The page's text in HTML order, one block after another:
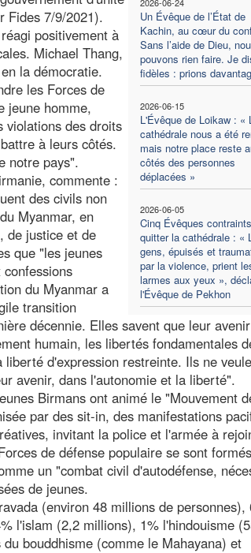
Un Évêque de l’État de
Kachin, au cœur du
Sans l’aide de Dieu,
pouvons rien faire. Je
fidèles : prions
2026-06-15
L'Évêque de Loikaw : «
cathédrale nous a été
mais notre place reste
côtés des personnes
déplacées »
2026-06-05
Cinq Évêques
quitter la cathédrale : «
gens, épuisés et
par la violence, prient
larmes aux yeux »,
l'Évêque de Pekhon
Fides 7/9/2021).
positivement à
Michael Thang,
la démocratie.
les Forces de
jeune homme,
violations des droits
à leurs côtés.
notre pays".
commente :
des civils non
Myanmar, en
de justice et de
que "les jeunes
du Myanmar a
transition
décennie. Elles savent que leur
humain, les libertés fondamentales
d'expression restreinte. Ils ne
avenir, dans l'autonomie et la liberté".
Birmans ont animé le "Mouvement
par des sit-in, des manifestations
invitant la police et l'armée à
de défense populaire se sont
un "combat civil d'autodéfense,
de jeunes.
(environ 48 millions de personnes),
l'islam (2,2 millions), 1% l'hindouisme
bouddhisme (comme le Mahayana) et